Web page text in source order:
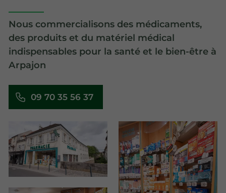
Nous commercialisons des médicaments,
des produits et du matériel médical
indispensables pour la santé et le bien-être à
Arpajon
09 70 35 56 37